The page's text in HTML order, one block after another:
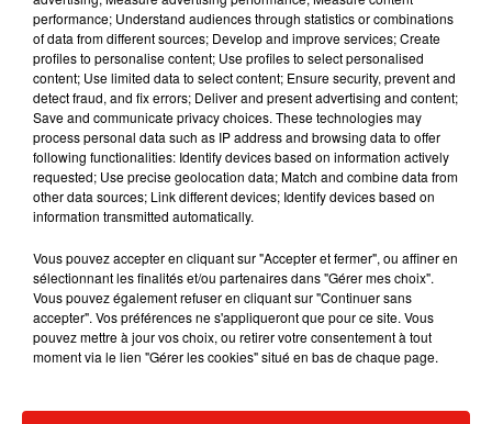
vraiment un ours sous cocaïne ?", s'interroge la réalisatrice
dePitch Perfectauprès du média spécialiséPremière
Cet élément est masqué compte-tenu du refus du
dépôt de cookies que vous avez exprimé. Si vous
souhaitez l'afficher, merci de nous donner votre accord
en cliquant sur le bouton ci-dessous.
Afficher l'élément
La sortie au cinéma deCocaine Bear au cinéma est prévue
en février aux Etats-Unis et en mars en France.
performance; Understand audiences through statistics or combinations
of data from different sources; Develop and improve services; Create
profiles to personalise content; Use profiles to select personalised
content; Use limited data to select content; Ensure security, prevent and
detect fraud, and fix errors; Deliver and present advertising and content;
Save and communicate privacy choices. These technologies may
process personal data such as IP address and browsing data to offer
following functionalities: Identify devices based on information actively
requested; Use precise geolocation data; Match and combine data from
other data sources; Link different devices; Identify devices based on
information transmitted automatically.
Vous pouvez accepter en cliquant sur "Accepter et fermer", ou affiner en
sélectionnant les finalités et/ou partenaires dans "Gérer mes choix".
Vous pouvez également refuser en cliquant sur "Continuer sans
accepter". Vos préférences ne s'appliqueront que pour ce site. Vous
pouvez mettre à jour vos choix, ou retirer votre consentement à tout
moment via le lien "Gérer les cookies" situé en bas de chaque page.